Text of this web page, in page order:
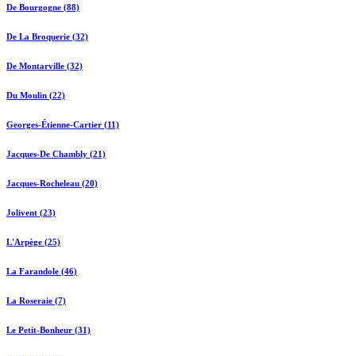
De Bourgogne (88)
De La Broquerie (32)
De Montarville (32)
Du Moulin (22)
Georges-Étienne-Cartier (11)
Jacques-De Chambly (21)
Jacques-Rocheleau (20)
Jolivent (23)
L'Arpège (25)
La Farandole (46)
La Roseraie (7)
Le Petit-Bonheur (31)